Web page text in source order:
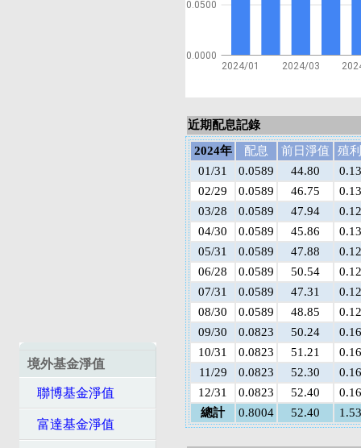
境外基金淨值
聯博基金淨值
富達基金淨值
2024/01 2024/03
0.0000
0.0500
近期配息記錄
2024年
配息 前日淨值
殖
01/31
0.0589 44.80
02/29
0.0589 46.75
03/28
0.0589 47.94
04/30
0.0589 45.86
05/31
0.0589 47.88
06/28
0.0589 50.54
07/31
0.0589 47.31
08/30
0.0589 48.85
09/30
0.0823 50.24
10/31
0.0823 51.21
11/29
0.0823 52.30
12/31
0.0823 52.40
總計
0.8004 52.40